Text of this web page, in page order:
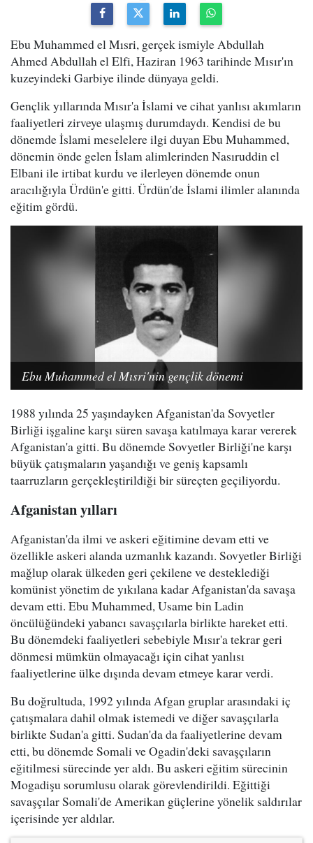
Ebu Muhammed el Mısri, gerçek ismiyle Abdullah
Ahmed Abdullah el Elfi, Haziran 1963 tarihinde Mısır'ın
kuzeyindeki Garbiye ilinde dünyaya geldi.
Gençlik yıllarında Mısır'a İslami ve cihat yanlısı akımların
faaliyetleri zirveye ulaşmış durumdaydı. Kendisi de bu
dönemde İslami meselelere ilgi duyan Ebu Muhammed,
dönemin önde gelen İslam alimlerinden Nasıruddin el
Elbani ile irtibat kurdu ve ilerleyen dönemde onun
aracılığıyla Ürdün'e gitti. Ürdün'de İslami ilimler alanında
eğitim gördü.
Ebu Muhammed el Mısri'nin gençlik dönemi
1988 yılında 25 yaşındayken Afganistan'da Sovyetler
Birliği işgaline karşı süren savaşa katılmaya karar vererek
Afganistan'a gitti. Bu dönemde Sovyetler Birliği'ne karşı
büyük çatışmaların yaşandığı ve geniş kapsamlı
taarruzların gerçekleştirildiği bir süreçten geçiliyordu.
Afganistan yılları
Afganistan'da ilmi ve askeri eğitimine devam etti ve
özellikle askeri alanda uzmanlık kazandı. Sovyetler Birliği
mağlup olarak ülkeden geri çekilene ve desteklediği
komünist yönetim de yıkılana kadar Afganistan'da savaşa
devam etti. Ebu Muhammed, Usame bin Ladin
öncülüğündeki yabancı savaşçılarla birlikte hareket etti.
Bu dönemdeki faaliyetleri sebebiyle Mısır'a tekrar geri
dönmesi mümkün olmayacağı için cihat yanlısı
faaliyetlerine ülke dışında devam etmeye karar verdi.
Bu doğrultuda, 1992 yılında Afgan gruplar arasındaki iç
çatışmalara dahil olmak istemedi ve diğer savaşçılarla
birlikte Sudan'a gitti. Sudan'da da faaliyetlerine devam
etti, bu dönemde Somali ve Ogadin'deki savaşçıların
eğitilmesi sürecinde yer aldı. Bu askeri eğitim sürecinin
Mogadişu sorumlusu olarak görevlendirildi. Eğittiği
savaşçılar Somali'de Amerikan güçlerine yönelik saldırılar
içerisinde yer aldılar.